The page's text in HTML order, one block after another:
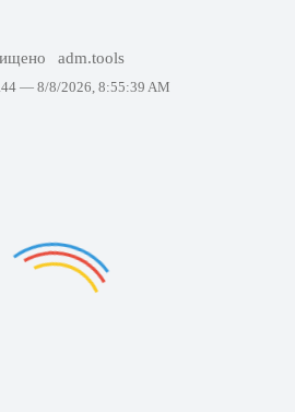
adm.tools
— 8/8/2026, 8:55:39 AM